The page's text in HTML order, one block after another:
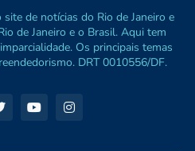
site de notícias do Rio de Janeiro e
de Janeiro e o Brasil. Aqui tem
Os principais temas
DRT 0010556/DF.